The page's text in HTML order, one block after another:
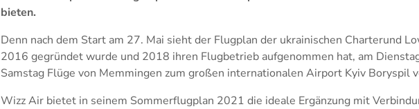
bieten.
Denn nach dem Start am 27. Mai sieht der Flugplan der ukrainischen Charterund
2016 gegründet wurde und 2018 ihren Flugbetrieb aufgenommen hat, am
Samstag Flüge von Memmingen zum großen internationalen Airport Kyiv Boryspil
Wizz Air bietet in seinem Sommerflugplan 2021 die ideale Ergänzung mit